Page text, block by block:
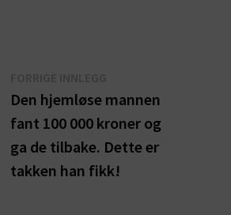
innlegg:
Den hjemløse mannen
fant 100 000 kroner og
ga de tilbake. Dette er
takken han fikk!